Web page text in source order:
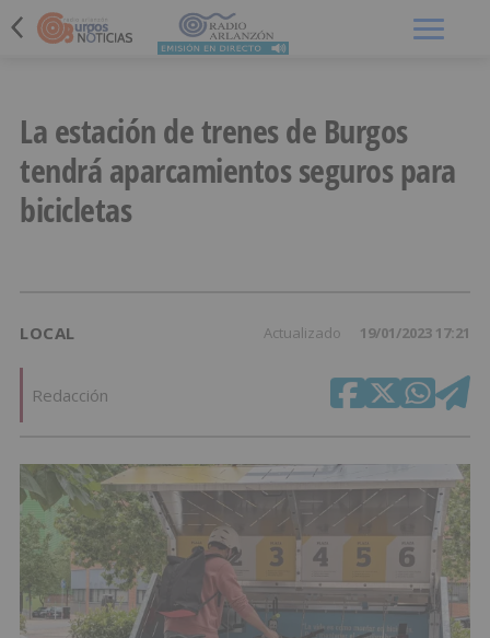
La estación de trenes de Burgos
tendrá aparcamientos seguros para
bicicletas
LOCAL Actualizado 19/01/2023 17:21
Redacción